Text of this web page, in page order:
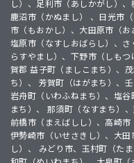
し）、足利市（あしかがし）
鹿沼市（かぬまし） 、日光市
市（もおかし）、大田原市（
塩原市（なすしおばらし）、
らすやまし）、下野市（しも
賀郡 益子町（ましこまち）、
ち）、 芳賀町（はがまち）、
岩舟町（いわふねまち）、塩
まち）、 那須町（なすまち）
前橋市（まえばしし）、高崎市
伊勢崎市（いせさきし）、大
し）、 みどり市、玉村町（た